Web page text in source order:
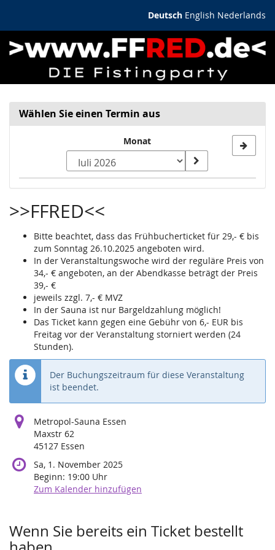
springen
Deutsch English Nederlands
Wählen Sie einen Termin aus
Monat
>>FFRED<<
Bitte beachtet, dass das Frühbucherticket für 29,- € bis
zum Sonntag 26.10.2025 angeboten wird.
In der Veranstaltungswoche wird der reguläre Preis von
34,- € angeboten, an der Abendkasse beträgt der Preis
39,- €
jeweils zzgl. 7,- € MVZ
In der Sauna ist nur Bargeldzahlung möglich!
Das Ticket kann gegen eine Gebühr von 6,- EUR bis
Freitag vor der Veranstaltung storniert werden (24
Stunden).
Der Buchungszeitraum für diese Veranstaltung
ist beendet.
Metropol-Sauna Essen
Maxstr 62
45127 Essen
Sa, 1. November 2025
Beginn: 19:00 Uhr
Zum Kalender hinzufügen
Wenn Sie bereits ein Ticket bestellt